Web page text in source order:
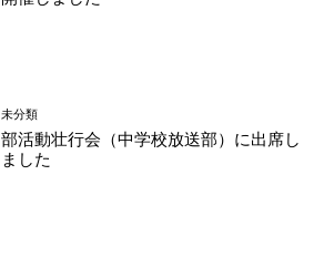
未分類
部活動壮行会（中学校放送部）に出席し
ました